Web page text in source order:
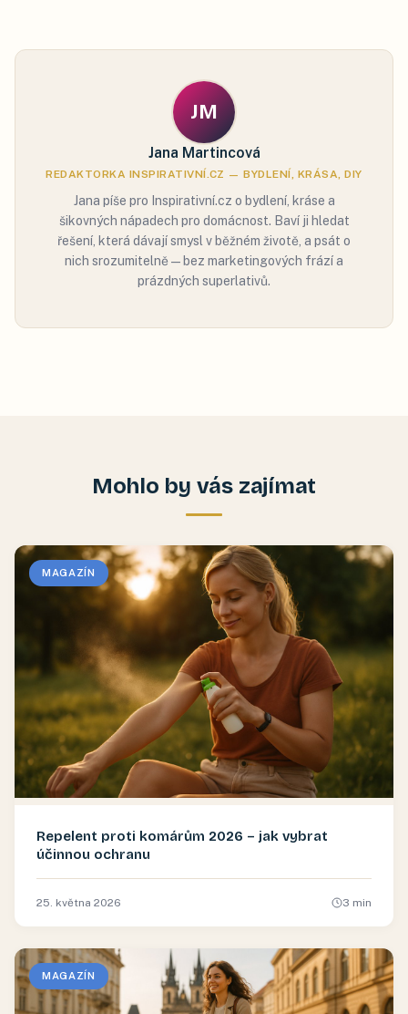
JM
Jana Martincová
REDAKTORKA INSPIRATIVNÍ.CZ — BYDLENÍ, KRÁSA, DIY
Jana píše pro Inspirativní.cz o bydlení, kráse a
šikovných nápadech pro domácnost. Baví ji hledat
řešení, která dávají smysl v běžném životě, a psát o
nich srozumitelně — bez marketingových frází a
prázdných superlativů.
Mohlo by vás zajímat
MAGAZÍN
Repelent proti komárům 2026 – jak vybrat
účinnou ochranu
25. května 2026 3 min
MAGAZÍN